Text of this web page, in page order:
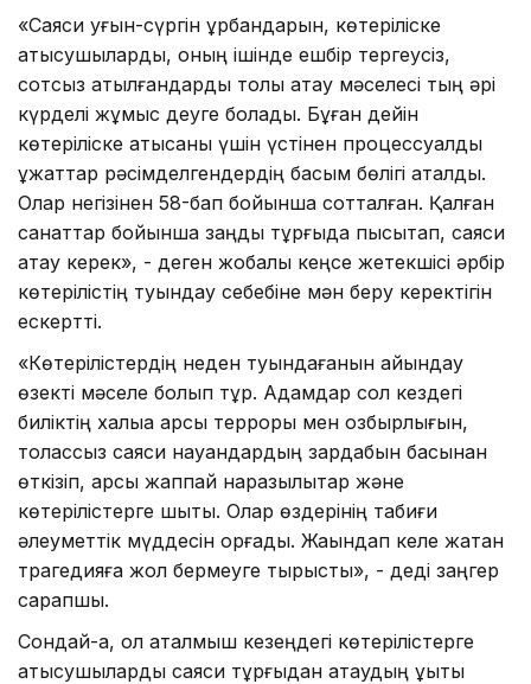
«Саяси қуғын-сүргін құрбандарын, көтеріліске
қатысушыларды, оның ішінде ешбір тергеусіз,
сотсыз атылғандарды толық ақтау мәселесі тың әрі
күрделі жұмыс деуге болады. Бұған дейін
көтеріліске қатысқаны үшін үстінен процессуалдық
құжаттар рәсімделгендердің басым бөлігі ақталды.
Олар негізінен 58-бап бойынша сотталған. Қалған
санаттар бойынша заңдық тұрғыда пысықтап, саяси
ақтау керек», - деген жобалық кеңсе жетекшісі әрбір
көтерілістің туындау себебіне мән беру керектігін
ескертті.
«Көтерілістердің неден туындағанын айқындау
өзекті мәселе болып тұр. Адамдар сол кездегі
биліктің халыққа қарсы терроры мен озбырлығын,
толассыз саяси науқандардың зардабын басынан
өткізіп, қарсы жаппай наразылықтар және
көтерілістерге шықты. Олар өздерінің табиғи
әлеуметтік мүддесін қорғады. Жақындап келе жатқан
трагедияға жол бермеуге тырысты», - деді заңгер
сарапшы.
Сондай-ақ, ол аталмыш кезеңдегі көтерілістерге
қатысушыларды саяси тұрғыдан ақтаудың құқықтық